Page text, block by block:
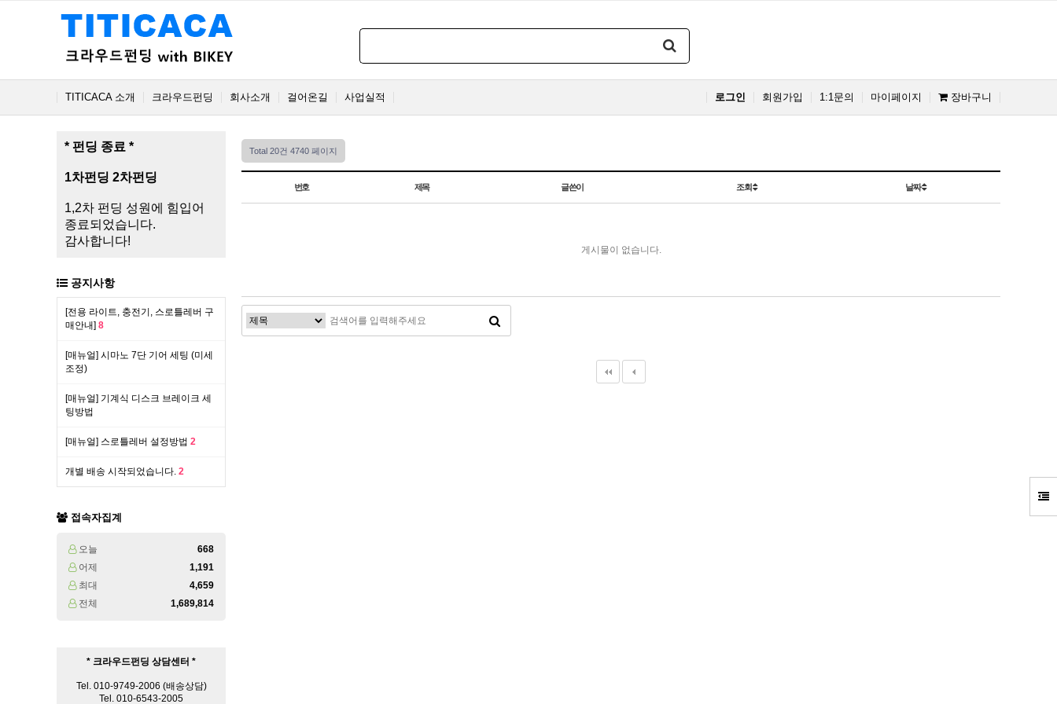
TITICACA 소개 크라우드펀딩 회사소개 걸어온길 사업실적 장바구니
마이페이지
1:1문의
회원가입
로그인
* 펀딩 종료 *
1차펀딩 2차펀딩
1,2차 펀딩 성원에 힘입어
종료되었습니다.
감사합니다!
공지사항
[전용 라이트, 충전기, 스로틀레버 구
매안내] 8
[매뉴얼] 시마노 7단 기어 세팅 (미세
조정)
[매뉴얼] 기계식 디스크 브레이크 세
팅방법
[매뉴얼] 스로틀레버 설정방법 2
개별 배송 시작되었습니다. 2
접속자집계
오늘
668
어제
1,191
최대
4,659
전체
1,689,814
* 크라우드펀딩 상담센터 *
Tel. 010-9749-2006 (배송상담)
Tel. 010-6543-2005
Total 20건 4740 페이지
번호 제목 글쓴이 조회 날짜
게시물이 없습니다.